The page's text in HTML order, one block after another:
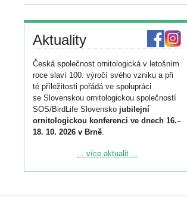
Aktuality
Česká společnost ornitologická v letošním
roce slaví 100. výročí svého vzniku a při
té příležitosti pořádá ve spolupráci
se Slovenskou ornitologickou společností
SOS/BirdLife Slovensko jubilejní
ornitologickou konferenci ve dnech 16.–
18. 10. 2026 v Brně.
Podrobnější informace ke konferenci
Registrovat se můžete do 6. září.
... více aktualit ...